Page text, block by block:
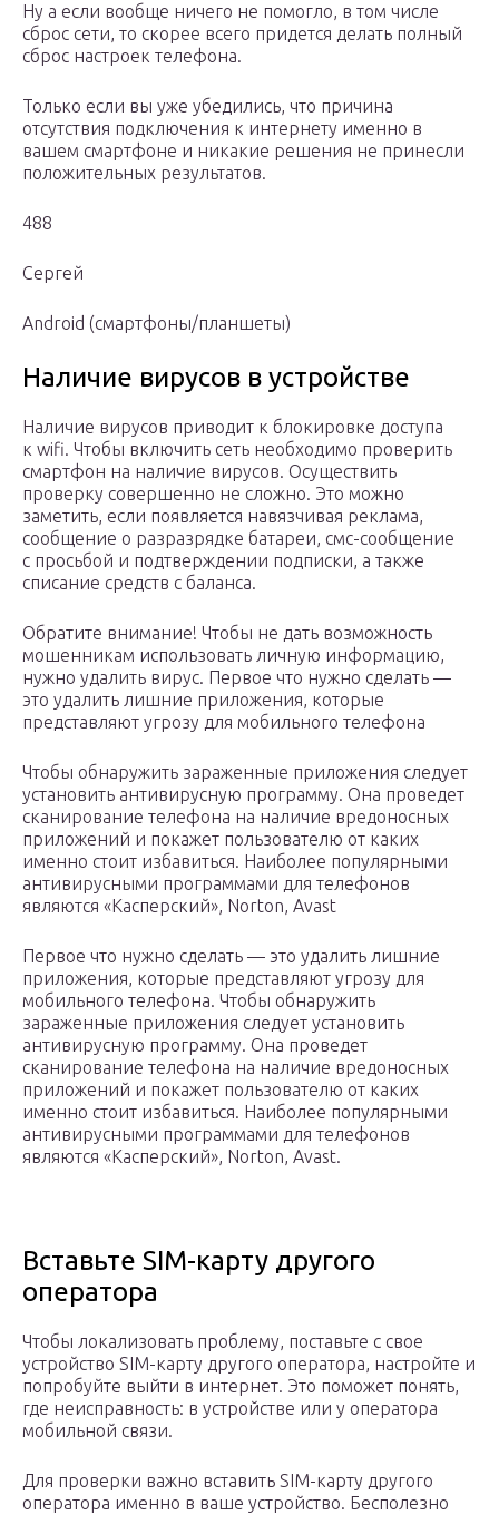
Ну а если вообще ничего не помогло, в том числе
сброс сети, то скорее всего придется делать полный
сброс настроек телефона.
Только если вы уже убедились, что причина
отсутствия подключения к интернету именно в
вашем смартфоне и никакие решения не принесли
положительных результатов.
488
Сергей
Android (смартфоны/планшеты)
Наличие вирусов в устройстве
Наличие вирусов приводит к блокировке доступа
к wifi. Чтобы включить сеть необходимо проверить
смартфон на наличие вирусов. Осуществить
проверку совершенно не сложно. Это можно
заметить, если появляется навязчивая реклама,
сообщение о разразрядке батареи, смс-сообщение
с просьбой и подтверждении подписки, а также
списание средств с баланса.
Обратите внимание! Чтобы не дать возможность
мошенникам использовать личную информацию,
нужно удалить вирус. Первое что нужно сделать —
это удалить лишние приложения, которые
представляют угрозу для мобильного телефона
Чтобы обнаружить зараженные приложения следует
установить антивирусную программу. Она проведет
сканирование телефона на наличие вредоносных
приложений и покажет пользователю от каких
именно стоит избавиться. Наиболее популярными
антивирусными программами для телефонов
являются «Касперский», Norton, Avast
Первое что нужно сделать — это удалить лишние
приложения, которые представляют угрозу для
мобильного телефона. Чтобы обнаружить
зараженные приложения следует установить
антивирусную программу. Она проведет
сканирование телефона на наличие вредоносных
приложений и покажет пользователю от каких
именно стоит избавиться. Наиболее популярными
антивирусными программами для телефонов
являются «Касперский», Norton, Avast.
Вставьте SIM-карту другого
оператора
Чтобы локализовать проблему, поставьте с свое
устройство SIM-карту другого оператора, настройте и
попробуйте выйти в интернет. Это поможет понять,
где неисправность: в устройстве или у оператора
мобильной связи.
Для проверки важно вставить SIM-карту другого
оператора именно в ваше устройство. Бесполезно